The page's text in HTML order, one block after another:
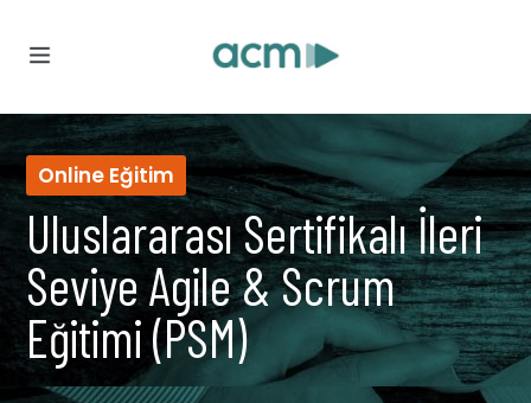
Agentic
Organisation
Transformation
Online Eğitim
Uluslararası Sertifikalı İleri
Seviye Agile & Scrum
Eğitimi (PSM)